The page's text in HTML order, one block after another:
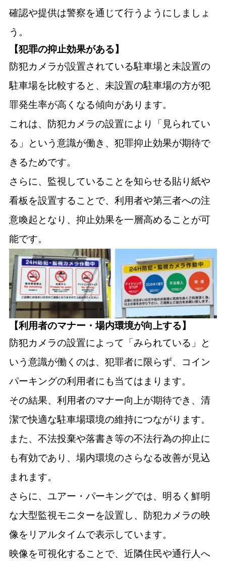
確認や提供は警察を通じて行うようにしましょ
う。
【犯罪の抑止効果がある】
防犯カメラが設置されている駐車場と未設置の
駐車場を比較すると、未設置の駐車場の方が犯
罪発生率が高くなる傾向があります。
これは、防犯カメラの設置により「見られてい
る」という意識が働き、犯罪抑止効果が期待で
きるためです。
さらに、監視していることを知らせる貼り紙や
看板を設置することで、利用者や第三者への注
意喚起となり、抑止効果を一層高めることが可
能です。
【利用者のマナー・場内環境が向上する】
防犯カメラの設置によって「みられている」と
いう意識が働くのは、犯罪者に限らず、コイン
パーキングの利用者にも当てはまります。
その結果、利用者のマナー向上が期待でき、清
潔で快適な駐車場環境の維持につながります。
また、不法投棄や落書き等の不法行為の抑止に
も有効であり、場内環境のさらなる改善が見込
まれます。
さらに、ユアー・パーキングでは、明るく鮮明
な大型監視モニターを設置し、防犯カメラの映
像をリアルタイムで表示しています。
映像を可視化することで、近隣住民や通行人へ